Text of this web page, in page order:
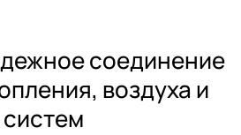
соединение
воздуха и